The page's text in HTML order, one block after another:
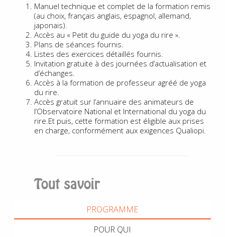
Manuel technique et complet de la formation remis
(au choix, français anglais, espagnol, allemand,
japonais).
Accès au « Petit du guide du yoga du rire ».
Plans de séances fournis.
Listes des exercices détaillés fournis.
Invitation gratuite à des journées d’actualisation et
d’échanges.
Accès à la formation de professeur agréé de yoga
du rire.
Accès gratuit sur l’annuaire des animateurs de
l’Observatoire National et International du yoga du
rire.Et puis, cette formation est éligible aux prises
en charge, conformément aux exigences Qualiopi.
Tout savoir
PROGRAMME
POUR QUI